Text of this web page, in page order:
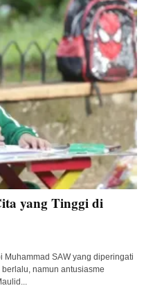
yang Tinggi di
Muhammad SAW yang diperingati
namun antusiasme